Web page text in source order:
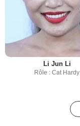
Li Jun Li
Rôle : Cat Hardy